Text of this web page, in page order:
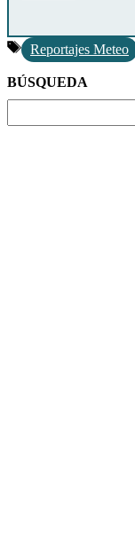
Etiquetas
Reportajes Meteo
BÚSQUEDA